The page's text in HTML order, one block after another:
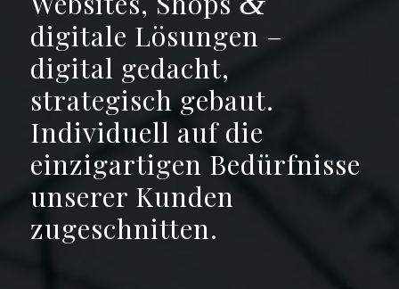
digitale Lösungen –
digital gedacht,
strategisch gebaut.
Individuell auf die
einzigartigen Bedürfnisse
unserer Kunden
zugeschnitten.